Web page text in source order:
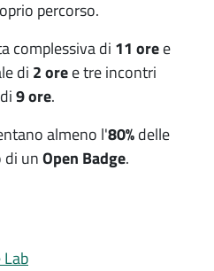
percorso.
complessiva di 11 oree
di 2 oree tre incontri
9 ore.
almeno l'80%delle
di unOpen Badge.